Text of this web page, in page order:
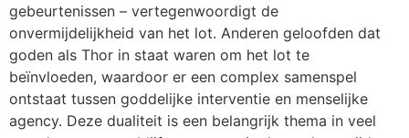
gebeurtenissen – vertegenwoordigt de
onvermijdelijkheid van het lot. Anderen geloofden dat
goden als Thor in staat waren om het lot te
beïnvloeden, waardoor er een complex samenspel
ontstaat tussen goddelijke interventie en menselijke
agency. Deze dualiteit is een belangrijk thema in veel